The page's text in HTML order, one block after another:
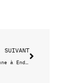
SUIVANT
Chez Lucienne à Endoume